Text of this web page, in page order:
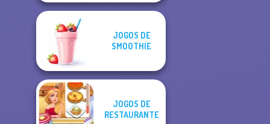
JOGOS DE
SMOOTHIE
JOGOS DE
RESTAURANTE